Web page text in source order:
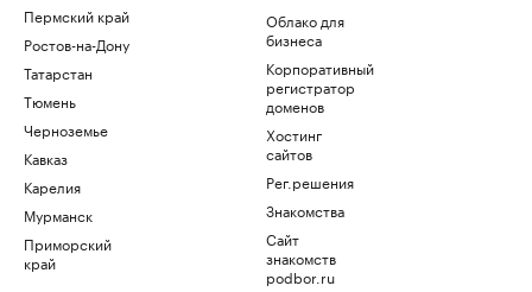
Пермский край
Ростов-на-Дону
Татарстан
Тюмень
Черноземье
Кавказ
Карелия
Мурманск
Приморский
край
Облако для
бизнеса
Корпоративный
регистратор
доменов
Хостинг
сайтов
Рег.решения
Знакомства
Сайт
знакомств
podbor.ru